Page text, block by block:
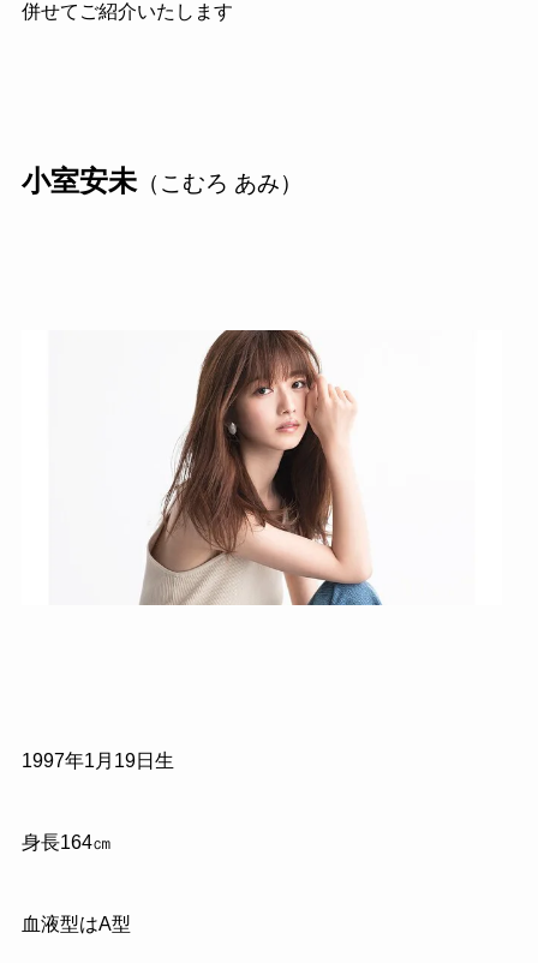
併せてご紹介いたします
小室安未（こむろ あみ）
1997年1月19日生
身長164㎝
血液型はA型